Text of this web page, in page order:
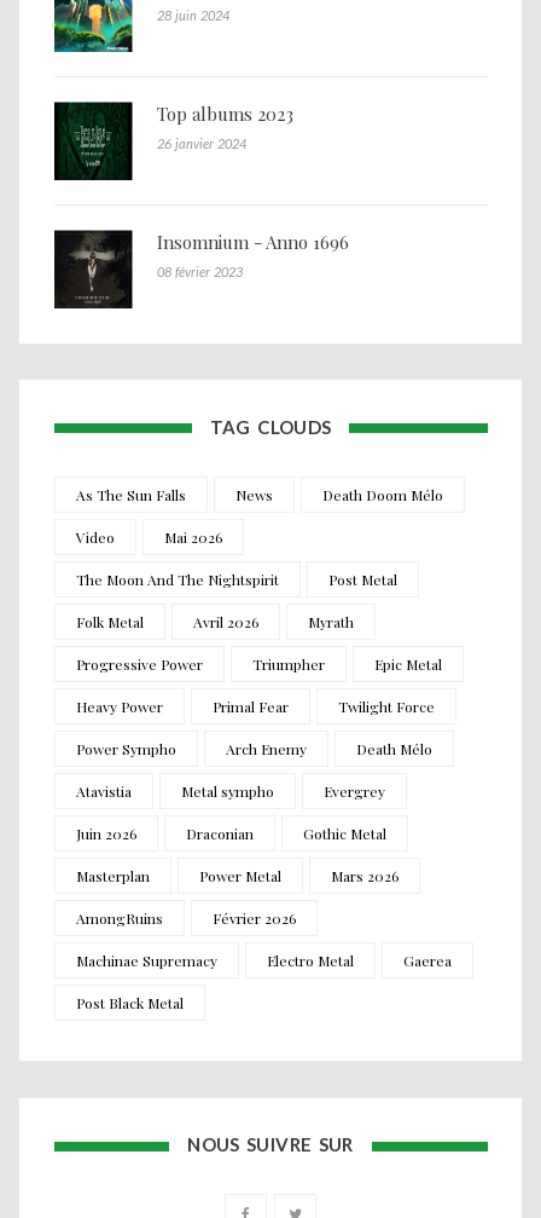
28 juin 2024
Top albums 2023
26 janvier 2024
Insomnium - Anno 1696
08 février 2023
TAG CLOUDS
As The Sun Falls News Death Doom Mélo
Video Mai 2026
The Moon And The Nightspirit Post Metal
Folk Metal Avril 2026 Myrath
Progressive Power Triumpher Epic Metal
Heavy Power Primal Fear Twilight Force
Power Sympho Arch Enemy Death Mélo
Atavistia Metal sympho Evergrey
Juin 2026 Draconian Gothic Metal
Masterplan Power Metal Mars 2026
AmongRuins Février 2026
Machinae Supremacy Electro Metal Gaerea
Post Black Metal
NOUS SUIVRE SUR